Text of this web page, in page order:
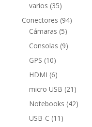
varios 3535
productos
Conectores 9494
Cámaras 55
productos
Consolas 99
GPS 1010
productos
HDMI 66
productos
micro USB 21 21
Notebooks 4242
USB-C 11 11